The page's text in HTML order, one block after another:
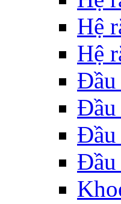
Hệ
Hệ
Đầu
Đầu
Đầu
Đầu